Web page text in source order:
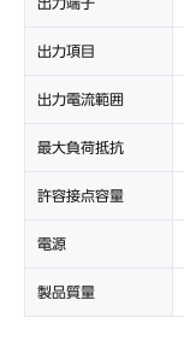
出力項目
出力電流範囲
最大負荷抵抗
許容接点容量
電源
製品質量